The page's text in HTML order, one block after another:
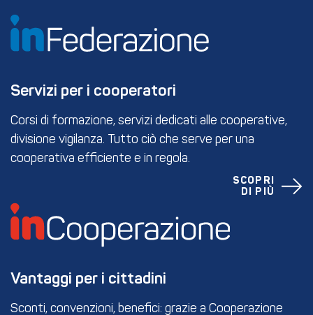
Servizi per i cooperatori
Corsi di formazione, servizi dedicati alle cooperative,
divisione vigilanza. Tutto ciò che serve per una
cooperativa efficiente e in regola.
SCOPRI
DI PIÙ
Vantaggi per i cittadini
Sconti, convenzioni, benefici: grazie a Cooperazione